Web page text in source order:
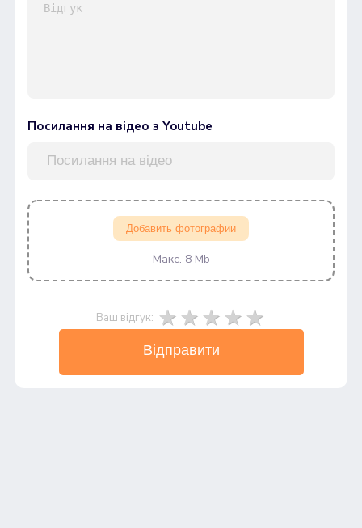
Посилання на відео з Youtube
Добавить фотографии
Макс. 8 Mb
Ваш відгук:
Відправити